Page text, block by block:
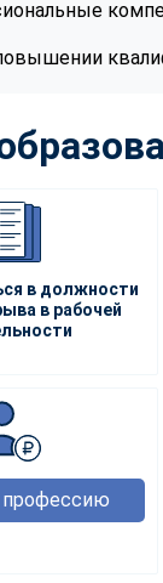
в должности
в рабочей
профессию